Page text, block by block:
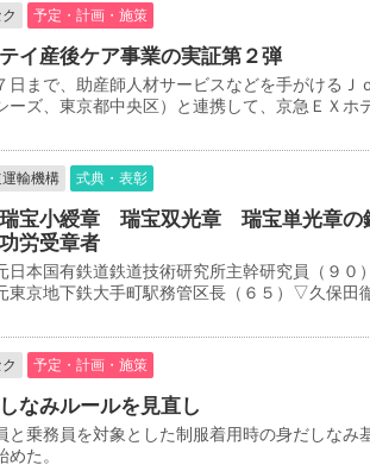
予定・計画・施策
イ産後ケア事業の実証第２弾
まで、助産師人材サービスなどを手がけるＪ
ーズ、東京都中央区）と連携して、京急ＥＸホ
輸機構 式典・表彰
宝小綬章 瑞宝双光章 瑞宝単光章の
労受章者
本国有鉄道鉄道技術研究所主幹研究員（９０）
東京地下鉄大手町駅務管区長（６５）▽久保田
予定・計画・施策
みルールを見直し
乗務員を対象とした制服着用時の身だしなみ
た。